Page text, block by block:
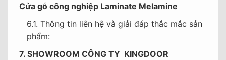
Cửa gỗ công nghiệp Laminate Melamine
6.1. Thông tin liên hệ và giải đáp thắc mắc sản
phẩm:
7. SHOWROOM CÔNG TY KINGDOOR